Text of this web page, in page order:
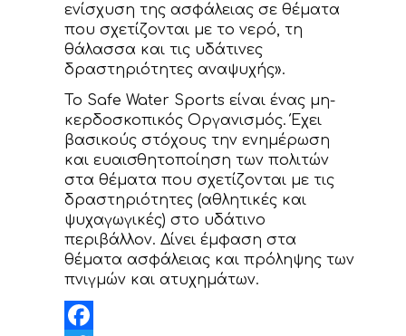
ενίσχυση της ασφάλειας σε θέματα
που σχετίζονται με το νερό, τη
θάλασσα και τις υδάτινες
δραστηριότητες αναψυχής».
Το Safe Water Sports είναι ένας μη-
κερδοσκοπικός Οργανισμός. Έχει
βασικούς στόχους την ενημέρωση
και ευαισθητοποίηση των πολιτών
στα θέματα που σχετίζονται με τις
δραστηριότητες (αθλητικές και
ψυχαγωγικές) στο υδάτινο
περιβάλλον. Δίνει έμφαση στα
θέματα ασφάλειας και πρόληψης των
πνιγμών και ατυχημάτων.